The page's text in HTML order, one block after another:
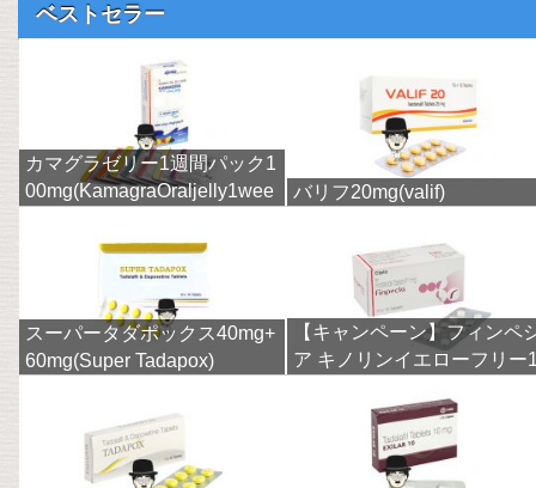
ベストセラー
カマグラゼリー1週間パック1
00mg(KamagraOraljelly1wee
バリフ20mg(valif)
スーパータダポックス40mg+
60mg(Super Tadapox)
【キャンペーン】フィンペ
ア キノリンイエローフリー